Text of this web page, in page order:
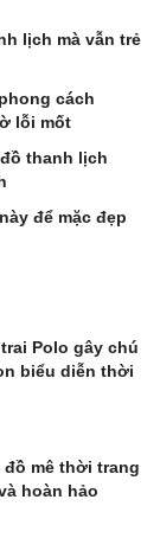
lịch mà vẫn trẻ
cách
lỗi mốt
thanh lịch
để mặc đẹp
Polo gây chú
biểu diễn thời
mê thời trang
hoàn hảo